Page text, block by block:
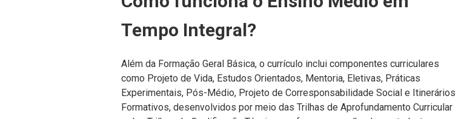
Tempo Integral?
Além da Formação Geral Básica, o currículo inclui componentes curriculares
como Projeto de Vida, Estudos Orientados, Mentoria, Eletivas, Práticas
Experimentais, Pós-Médio, Projeto de Corresponsabilidade Social e Itinerários
Formativos, desenvolvidos por meio das Trilhas de Aprofundamento Curricular